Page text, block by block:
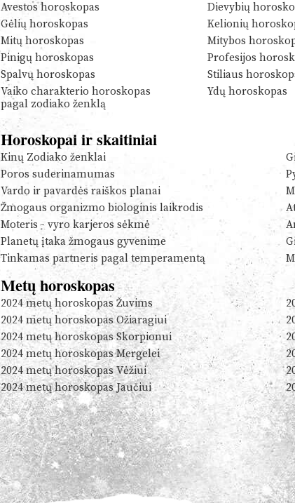
Avestos horoskopas Dievybių
Gėlių horoskopas Kelionių
Mitų horoskopas Mitybos
Pinigų horoskopas Profesijos
Spalvų horoskopas Stiliaus
Vaiko charakterio horoskopas
pagal zodiako ženklą
Ydų horoskopas
Horoskopai ir skaitiniai
Kinų Zodiako ženklai
Poros suderinamumas
Vardo ir pavardės raiškos planai
Žmogaus organizmo biologinis laikrodis
Moteris - vyro karjeros sėkmė
Planetų įtaka žmogaus gyvenime
Tinkamas partneris pagal temperamentą
Metų horoskopas
2024 metų horoskopas Žuvims
2024 metų horoskopas Ožiaragiui
2024 metų horoskopas Skorpionui
2024 metų horoskopas Mergelei
2024 metų horoskopas Vėžiui
2024 metų horoskopas Jaučiui